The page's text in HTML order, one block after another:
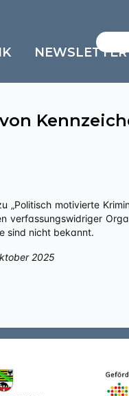
NEWSLETTER
verfassungswidriger
sind nicht bekannt.
2025